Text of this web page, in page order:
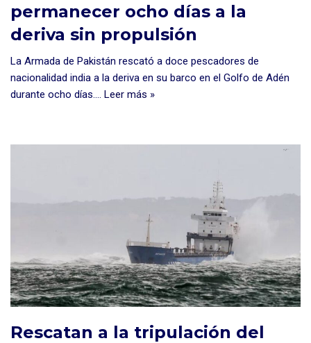
permanecer ocho días a la
deriva sin propulsión
La Armada de Pakistán rescató a doce pescadores de
nacionalidad india a la deriva en su barco en el Golfo de Adén
durante ocho días.… Leer más »
Rescatan a la tripulación del